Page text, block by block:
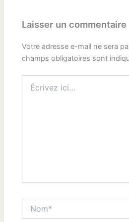
Laisser un commentaire
Votre adresse e-mail ne sera
champs obligatoires sont
ici…